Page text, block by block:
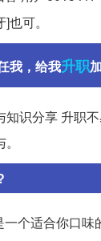
可。
我，给我升职
识分享 升职
个适合你口